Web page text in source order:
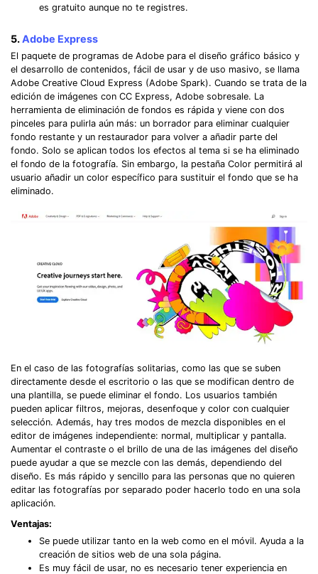
es gratuito aunque no te registres.
5.Adobe Express
El paquete de programas de Adobe para el diseño gráfico básico y
el desarrollo de contenidos, fácil de usar y de uso masivo, se llama
Adobe Creative Cloud Express (Adobe Spark). Cuando se trata de la
edición de imágenes con CC Express, Adobe sobresale. La
herramienta de eliminación de fondos es rápida y viene con dos
pinceles para pulirla aún más: un borrador para eliminar cualquier
fondo restante y un restaurador para volver a añadir parte del
fondo. Solo se aplican todos los efectos al tema si se ha eliminado
el fondo de la fotografía. Sin embargo, la pestaña Color permitirá al
usuario añadir un color específico para sustituir el fondo que se ha
eliminado.
En el caso de las fotografías solitarias, como las que se suben
directamente desde el escritorio o las que se modifican dentro de
una plantilla, se puede eliminar el fondo. Los usuarios también
pueden aplicar filtros, mejoras, desenfoque y color con cualquier
selección. Además, hay tres modos de mezcla disponibles en el
editor de imágenes independiente: normal, multiplicar y pantalla.
Aumentar el contraste o el brillo de una de las imágenes del diseño
puede ayudar a que se mezcle con las demás, dependiendo del
diseño. Es más rápido y sencillo para las personas que no quieren
editar las fotografías por separado poder hacerlo todo en una sola
aplicación.
Ventajas:
Se puede utilizar tanto en la web como en el móvil. Ayuda a la
creación de sitios web de una sola página.
Es muy fácil de usar, no es necesario tener experiencia en